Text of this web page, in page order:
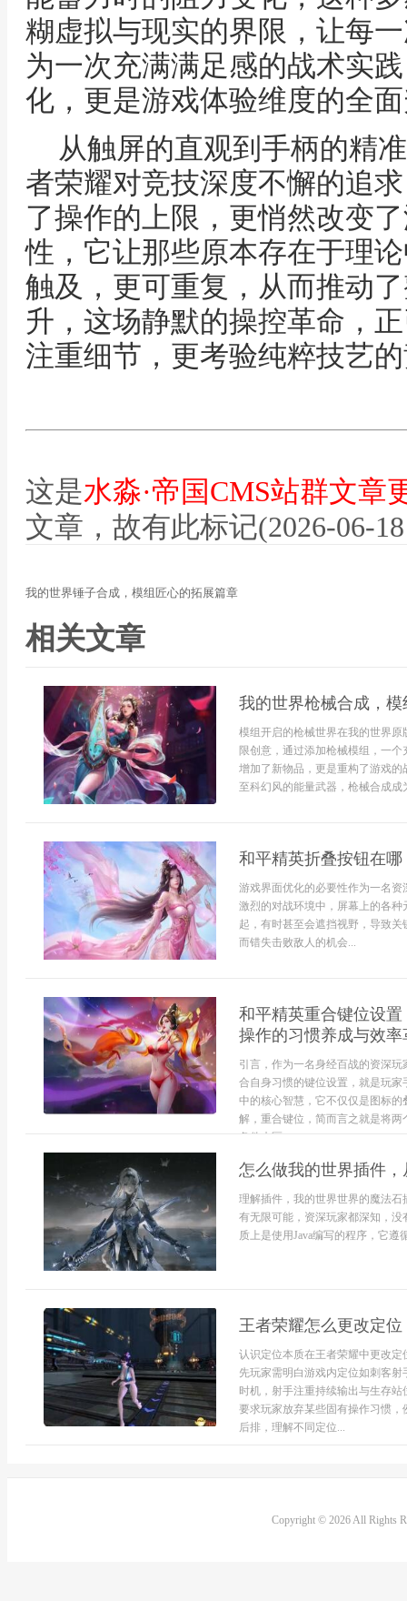
糊虚拟与现实的界限，让每
为一次充满满足感的战术实
化，更是游戏体验维度的全
从触屏的直观到手柄的精
者荣耀对竞技深度不懈的追
了操作的上限，更悄然改变
性，它让那些原本存在于理
触及，更可重复，从而推动
升，这场静默的操控革命，
注重细节，更考验纯粹技艺
这是水淼·帝国CMS站群文章
文章，故有此标记(2026-06-
我的世界锤子合成，模组匠心的拓展篇章
相关文章
我的世界枪械合成，
模组开启的枪械世界在我的世界
限创意，通过添加枪械模组，一
增加了新物品，更是重构了游戏
至科幻风的能量武器，枪械合成
和平精英折叠按钮在
游戏界面优化的必要性作为一名
激烈的对战环境中，屏幕上的各
起，有时甚至会遮挡视野，导致
而错失击败敌人的机会...
和平精英重合键位设
操作的习惯养成与效率
引言，作为一名身经百战的资深
合自身习惯的键位设置，就是玩
中的核心智慧，它不仅仅是图标
解，重合键位，简而言之就是将
条件来区...
怎么做我的世界插件
理解插件，我的世界世界的魔法
有无限可能，资深玩家都深知，
质上是使用Java编写的程序，它遵
王者荣耀怎么更改定
认识定位本质在王者荣耀中更改
先玩家需明白游戏内定位如刺客
时机，射手注重持续输出与生存
要求玩家放弃某些固有操作习惯
后排，理解不同定位...
Copyright © 2026 All Rights